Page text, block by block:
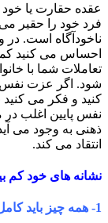
عقده حقارت یا
فرد خود را حقیر
ناخودآگاه است. در
احساس می کنید
تعاملات شما با
شود. اگر عزت نفس
کنید و فکر می
نفس پایین اغلب
ذهنی به وجود می
انتقاد می کند.
نشانه های خود‌ کم‌
1- همه چیز باید